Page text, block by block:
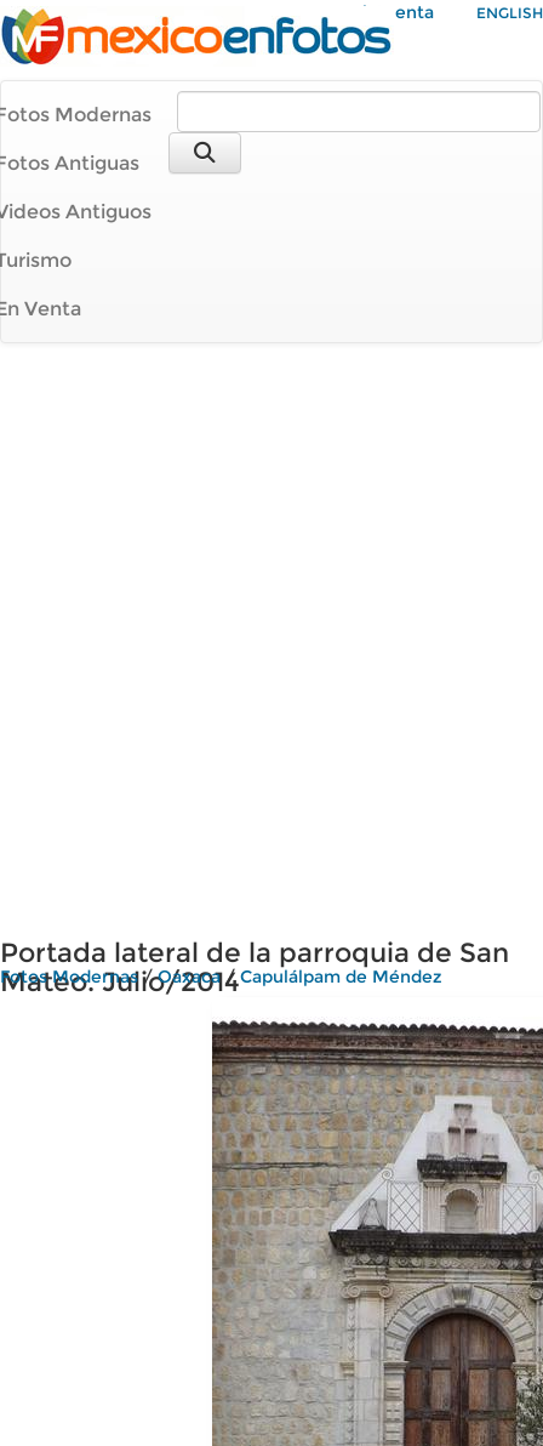
Mi Cuenta ENGLISH
Modernas
Antiguas
Antiguos
Venta
Portada lateral de la parroquia de San
Mateo. Julio/2014
Fotos Modernas/Oaxaca/Capulálpam de Méndez